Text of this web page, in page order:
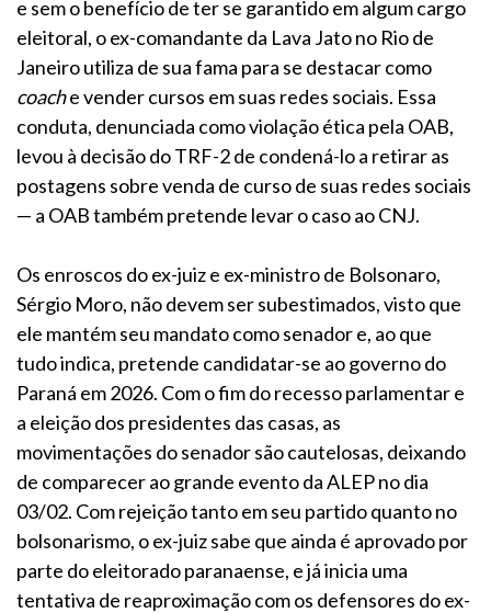
e sem o benefício de ter se garantido em algum cargo
eleitoral, o ex-comandante da Lava Jato no Rio de
Janeiro utiliza de sua fama para se destacar como
coache vender cursos em suas redes sociais. Essa
conduta, denunciada como violação ética pela OAB,
levou à decisão do TRF-2 de condená-lo a retirar as
postagens sobre venda de curso de suas redes sociais
— a OAB também pretende levar o caso ao CNJ.
Os enroscos do ex-juiz e ex-ministro de Bolsonaro,
Sérgio Moro, não devem ser subestimados, visto que
ele mantém seu mandato como senador e, ao que
tudo indica, pretende candidatar-se ao governo do
Paraná em 2026. Com o fim do recesso parlamentar e
a eleição dos presidentes das casas, as
movimentações do senador são cautelosas, deixando
de comparecer ao grande evento da ALEP no dia
03/02. Com rejeição tanto em seu partido quanto no
bolsonarismo, o ex-juiz sabe que ainda é aprovado por
parte do eleitorado paranaense, e já inicia uma
tentativa de reaproximação com os defensores do ex-